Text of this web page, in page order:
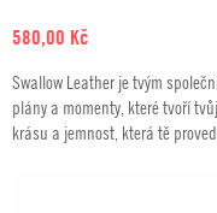
580,00 Kč
Swallow Leather je tvým
plány a momenty, které tvoří
krásu a jemnost, která tě